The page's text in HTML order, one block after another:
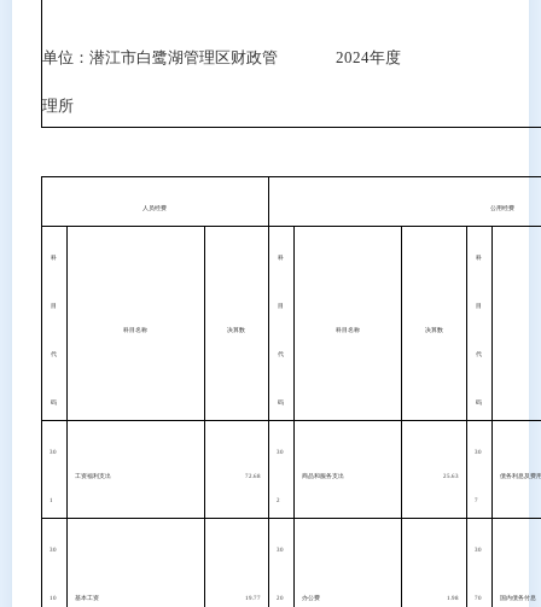
单位：潜江市白鹭湖管理区财政管
理所
2024年度
人员经费 公用经费
科
代
码
科目名称 决算数
科
代
码
科目名称 决算数
科
代
码
30
工资福利支出 72.68
30
2
商品和服务支出 25.63
30
7
债务利息及费
30
10 基本工资 19.77
30
20 办公费 1.98
30
70 国内债务付息